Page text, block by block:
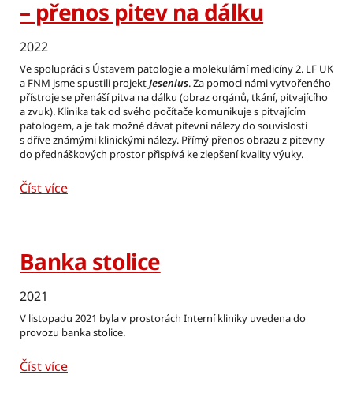
– přenos pitev na dálku
2022
Ve spolupráci s Ústavem patologie a molekulární medicíny 2. LF UK
a FNM jsme spustili projektJesenius. Za pomoci námi vytvořeného
přístroje se přenáší pitva na dálku (obraz orgánů, tkání, pitvajícího
a zvuk). Klinika tak od svého počítače komunikuje s pitvajícím
patologem, a je tak možné dávat pitevní nálezy do souvislostí
s dříve známými klinickými nálezy. Přímý přenos obrazu z pitevny
do přednáškových prostor přispívá ke zlepšení kvality výuky.
Číst více
Banka stolice
2021
V listopadu 2021 byla v prostorách Interní kliniky uvedena do
provozu banka stolice.
Číst více